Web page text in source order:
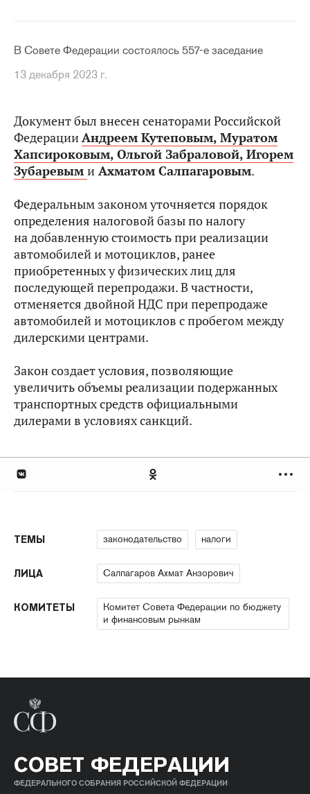
В Совете Федерации состоялось 557-е заседание
13 декабря 2023 г.
Документ был внесен сенаторами Российской
ФедерацииАндреем Кутеповым, Муратом
Хапсироковым, Ольгой Забраловой, Игорем
Зубаревым и Ахматом Салпагаровым.
Федеральным законом уточняется порядок
определения налоговой базы по налогу
на добавленную стоимость при реализации
автомобилей и мотоциклов, ранее
приобретенных у физических лиц для
последующей перепродажи. В частности,
отменяется двойной НДС при перепродаже
автомобилей и мотоциклов с пробегом между
дилерскими центрами.
Закон создает условия, позволяющие
увеличить объемы реализации подержанных
транспортных средств официальными
дилерами в условиях санкций.
ТЕМЫ законодательство налоги
ЛИЦА Салпагаров Ахмат Анзорович
КОМИТЕТЫ
Комитет Совета Федерации по бюджету
и финансовым рынкам
СОВЕТ ФЕДЕРАЦИИ
ФЕДЕРАЛЬНОГО СОБРАНИЯ РОССИЙСКОЙ ФЕДЕРАЦИИ